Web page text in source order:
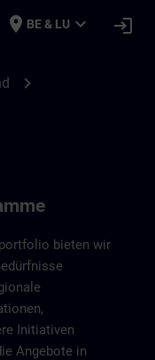
place BE & LU expand_more login
chevron_right
bieten wir
Initiativen
Angebote in